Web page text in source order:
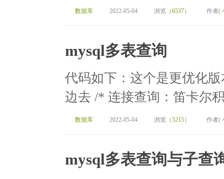
数据库 2022-05-04 浏览（6537） 作者(
mysql多表查询
代码如下：这个是更优化
边去 /* 连接查询：笛卡尔
数据库 2022-05-04 浏览（5215） 作者(
mysql多表查询与子查